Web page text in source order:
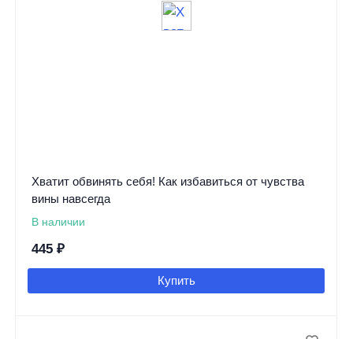
Хватит обвинять себя! Как избавиться от чувства
вины навсегда
В наличии
445 ₽
Купить